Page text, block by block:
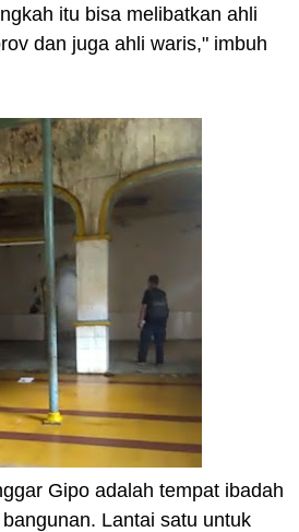
itu bisa melibatkan ahli
dan juga ahli waris," imbuh
Gipo adalah tempat ibadah
Lantai satu untuk